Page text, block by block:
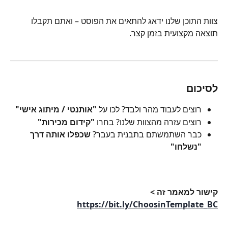
צוות התוכן שלנו ידאג להתאים את הפוסט – ואתם תקבלו
תוצאה מקצועית בזמן קצר.
לסיכום
רוצים לעבוד מהר ולבד? לכו על "אותנטי / מיתוג אישי"
רוצים עזרה מהצוות שלנו? בחרו "קידום מכירות"
כבר השתמשתם בתבנית בעבר? שכפלו אותה דרך
"נשלחו"
קישור למאמר זה >
https://bit.ly/ChoosinTemplate_BC